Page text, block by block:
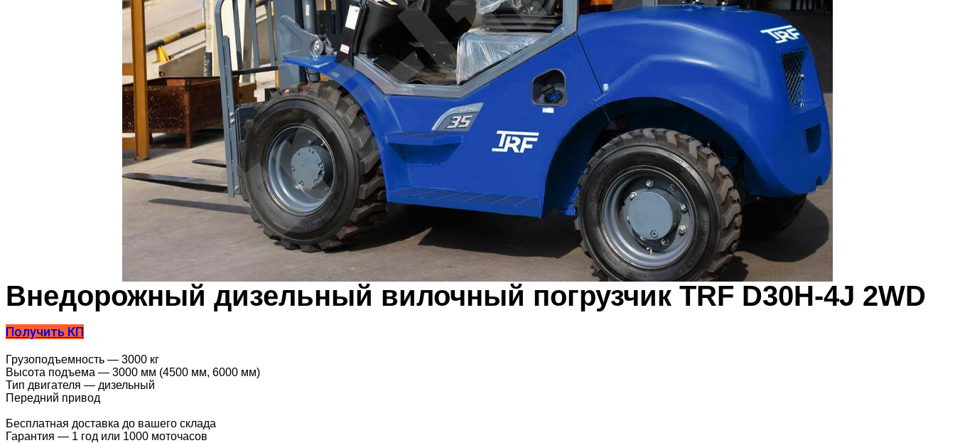
Внедорожный дизельный вилочный погрузчик TRF D30H-4J 2WD
Получить КП
Грузоподъемность — 3000 кг
Высота подъема — 3000 мм (4500 мм, 6000 мм)
Тип двигателя — дизельный
Передний привод
Бесплатная доставка до вашего склада
Гарантия — 1 год или 1000 моточасов